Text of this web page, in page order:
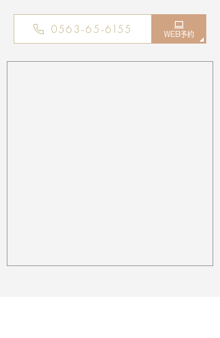
0563-65-6155 WEB予約